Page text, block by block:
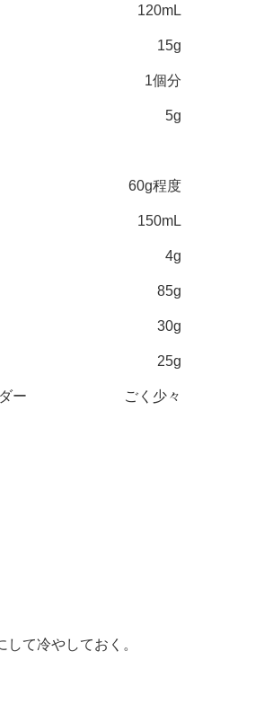
120mL
15g
1個分
5g
60g程度
150mL
4g
85g
30g
25g
ー ごく少々
て冷やしておく。